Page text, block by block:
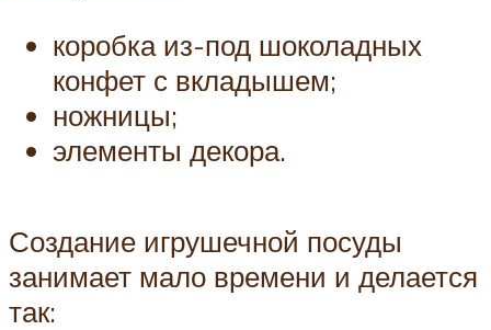
коробка из-под шоколадных
конфет с вкладышем;
ножницы;
элементы декора.
Создание игрушечной посуды
занимает мало времени и делается
так: